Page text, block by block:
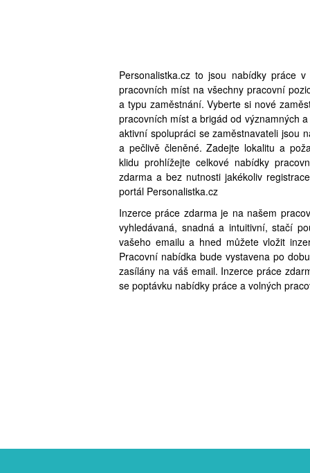
Personalistka.cz to jsou nabídky práce
pracovních míst na všechny pracovní
a typu zaměstnání. Vyberte si nové
pracovních míst a brigád od významných
aktivní spolupráci se zaměstnavateli jsou
a pečlivě členěné. Zadejte lokalitu a
klidu prohlížejte celkové nabídky
zdarma a bez nutnosti jakékoliv
portál Personalistka.cz
Inzerce práce zdarma je na našem
vyhledávaná, snadná a intuitivní, stačí
vašeho emailu a hned můžete vložit
Pracovní nabídka bude vystavena po
zasílány na váš email. Inzerce práce
se poptávku nabídky práce a volných